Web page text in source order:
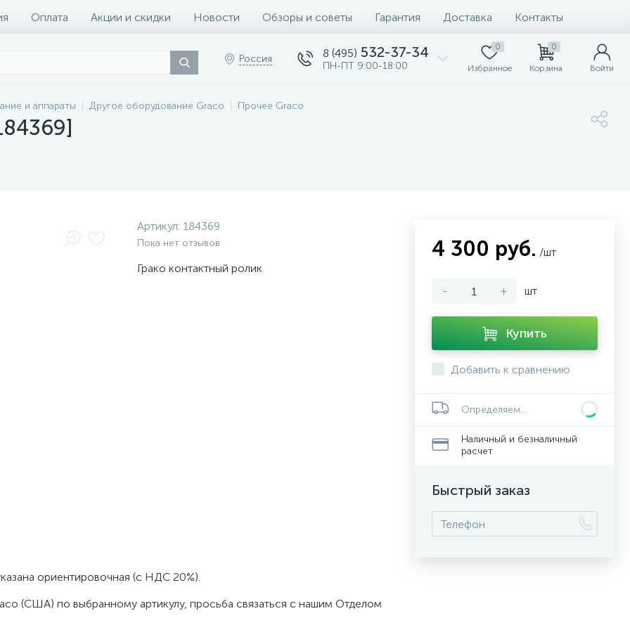
Оплата Акции и скидки Новости Обзоры и советы Гарантия Доставка Контакты
Россия 8 (495) 532-37-34
ПН-ПТ 9:00-18:00
0
Избранное
0
Корзина Войти
и аппараты Другое оборудование Graco Прочее Graco
Артикул: 184369
Пока нет отзывов
Грако контактный ролик
ориентировочная (с НДС 20%).
(США) по выбранному артикулу, просьба связаться с нашим Отделом
4 300 руб. /шт
- + шт
Купить
Добавить к сравнению
Определяем...
Наличный и безналичный
расчет
Быстрый заказ